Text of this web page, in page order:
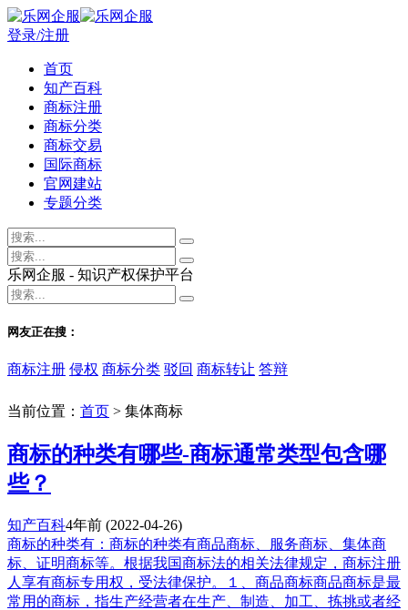
登录/注册
首页
知产百科
商标注册
商标分类
商标交易
国际商标
官网建站
专题分类
乐网企服 - 知识产权保护平台
网友正在搜：
商标注册 侵权 商标分类 驳回 商标转让 答辩
当前位置： 首页 > 集体商标
商标的种类有哪些-商标通常类型包含哪
些？
知产百科4年前 (2022-04-26)
商标的种类有：商标的种类有商品商标、服务商标、集体商
标、证明商标等。根据我国商标法的相关法律规定，商标注册
人享有商标专用权，受法律保护。１、商品商标商品商标是最
常用的商标，指生产经营者在生产、制造、加工、拣挑或者经